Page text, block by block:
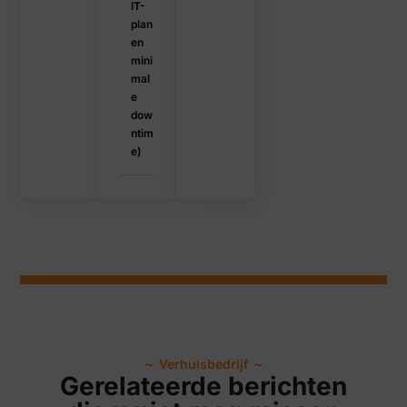
IT-
plan
en
mini
mal
e
dow
ntim
e)
～ Verhuisbedrijf ～
Gerelateerde berichten